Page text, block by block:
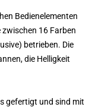
Bedienelementen
16 Farben
betrieben. Die
die Helligkeit
gefertigt und sind mit